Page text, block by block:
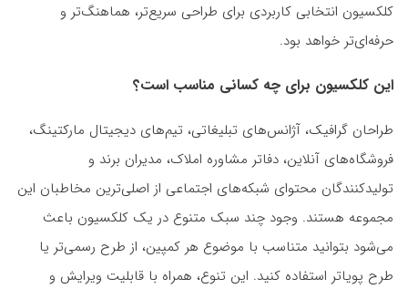
کلکسیون انتخابی کاربردی برای طراحی سریع‌تر، هماهنگ‌تر و
حرفه‌ای‌تر خواهد بود.
این کلکسیون برای چه کسانی مناسب است؟
طراحان گرافیک، آژانس‌های تبلیغاتی، تیم‌های دیجیتال مارکتینگ،
فروشگاه‌های آنلاین، دفاتر مشاوره املاک، مدیران برند و
تولیدکنندگان محتوای شبکه‌های اجتماعی از اصلی‌ترین مخاطبان این
مجموعه هستند. وجود چند سبک متنوع در یک کلکسیون باعث
می‌شود بتوانید متناسب با موضوع هر کمپین، از طرح رسمی‌تر یا
طرح پویاتر استفاده کنید. این تنوع، همراه با قابلیت ویرایش و